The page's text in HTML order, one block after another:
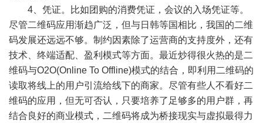
4、凭证。比如团购的消费凭证，会议的入场凭证等。
尽管二维码应用渐趋广泛，但与日韩等国相比，我国的二维
码发展还远远不够。制约因素除了运营商的支持度外，还有
技术、终端适配、盈利模式等方面。最近炒得很火热的是二
维码与O2O(Online To Offline)模式的结合，即利用二维码的
读取将线上的用户引流给线下的商家。尽管有些人不看好二
维码的应用，但无可否认，只要培养了足够多的用户群，再
结合良好的商业模式，二维码将成为桥接现实与虚拟最得力